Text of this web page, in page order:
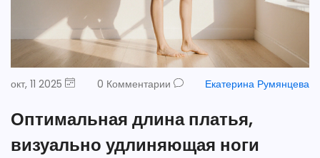
окт, 11 2025 0 Комментарии Екатерина Румянцева
Оптимальная длина платья,
визуально удлиняющая ноги